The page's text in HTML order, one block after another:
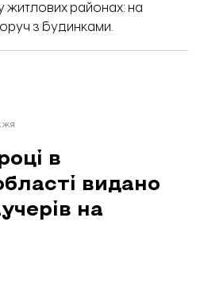
житлових районах: на
з будинками.
в
видано
на